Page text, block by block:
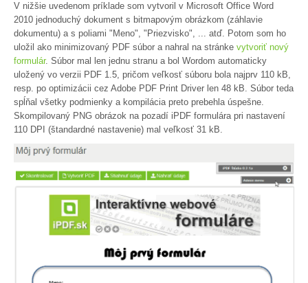
V nižšie uvedenom príklade som vytvoril v Microsoft Office Word
2010 jednoduchý dokument s bitmapovým obrázkom (záhlavie
dokumentu) a s poliami "Meno", "Priezvisko", ... atď. Potom som ho
uložil ako minimizovaný PDF súbor a nahral na stránke vytvoriť nový
formulár. Súbor mal len jednu stranu a bol Wordom automaticky
uložený vo verzii PDF 1.5, pričom veľkosť súboru bola najprv 110 kB,
resp. po optimizácii cez Adobe PDF Print Driver len 48 kB. Súbor teda
spĺňal všetky podmienky a kompilácia preto prebehla úspešne.
Skompilovaný PNG obrázok na pozadí iPDF formulára pri nastavení
110 DPI (štandardné nastavenie) mal veľkosť 31 kB.